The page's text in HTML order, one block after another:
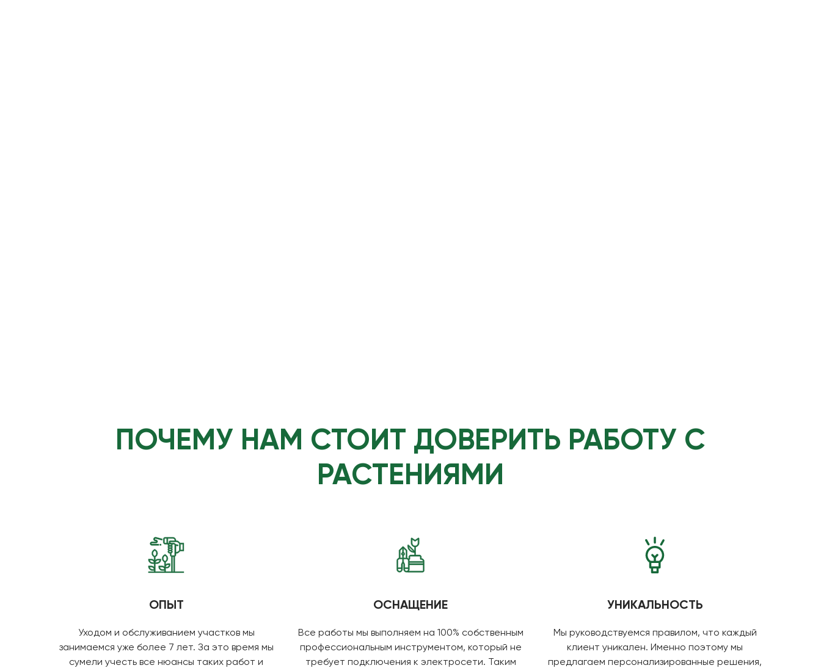
ПОЧЕМУ НАМ СТОИТ ДОВЕРИТЬ РАБОТУ С
РАСТЕНИЯМИ
ОПЫТ
Уходом и обслуживанием участков мы
занимаемся уже более 7 лет. За это время мы
сумели учесть все нюансы таких работ и
ОСНАЩЕНИЕ
Все работы мы выполняем на 100% собственным
профессиональным инструментом, который не
требует подключения к электросети. Таким
УНИКАЛЬНОСТЬ
Мы руководствуемся правилом, что каждый
клиент уникален. Именно поэтому мы
предлагаем персонализированные решения,